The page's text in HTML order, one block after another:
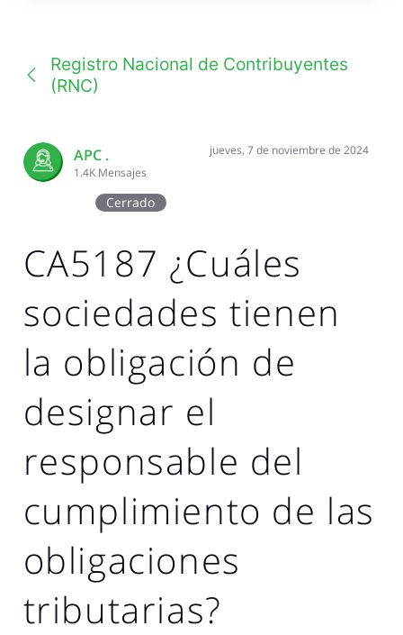
Registro Nacional de Contribuyentes
(RNC)
APC .
1.4K Mensajes
jueves, 7 de noviembre de 2024
Cerrado
CA5187 ¿Cuáles
sociedades tienen
la obligación de
designar el
responsable del
cumplimiento de las
obligaciones
tributarias?